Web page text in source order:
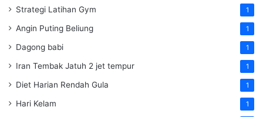
Strategi Latihan Gym 1
Angin Puting Beliung 1
Dagong babi 1
Iran Tembak Jatuh 2 jet tempur 1
Diet Harian Rendah Gula 1
Hari Kelam 1